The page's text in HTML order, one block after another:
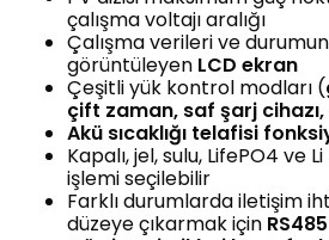
çalışma voltajı aralığı
Çalışma verileri ve
görüntüleyen LCD ekran
Çeşitli yük kontrol modları (
çift zaman, saf şarj
Akü sıcaklığı telafisi
Kapalı, jel, sulu, LifePO4 ve
işlemi seçilebilir
Farklı durumlarda iletişim
düzeye çıkarmak için